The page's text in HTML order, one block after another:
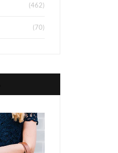
(462)
(70)